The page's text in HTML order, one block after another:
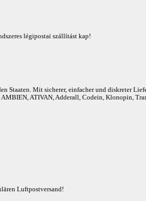
légipostai szállítást kap!
Staaten. Mit sicherer, einfacher und diskreter
ATIVAN, Adderall, Codein, Klonopin,
Luftpostversand!